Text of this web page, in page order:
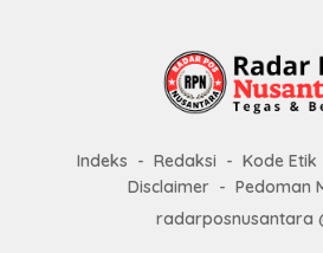
Indeks Redaksi Kode Etik
Disclaimer
Pedoman
radarposnusantara